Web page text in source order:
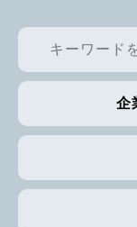
企